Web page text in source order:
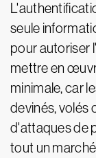
seule
pour autoriser
mettre en
minimale, car
devinés, volés
d'attaques de
tout un